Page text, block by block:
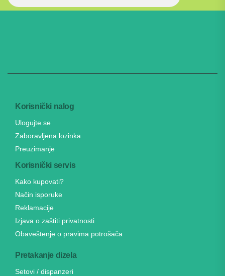
Korisnički nalog
Ulogujte se
Zaboravljena lozinka
Preuzimanje
Korisnički servis
Kako kupovati?
Način isporuke
Reklamacije
Izjava o zaštiti privatnosti
Obaveštenje o pravima potrošača
Pretakanje dizela
Setovi / dispanzeri